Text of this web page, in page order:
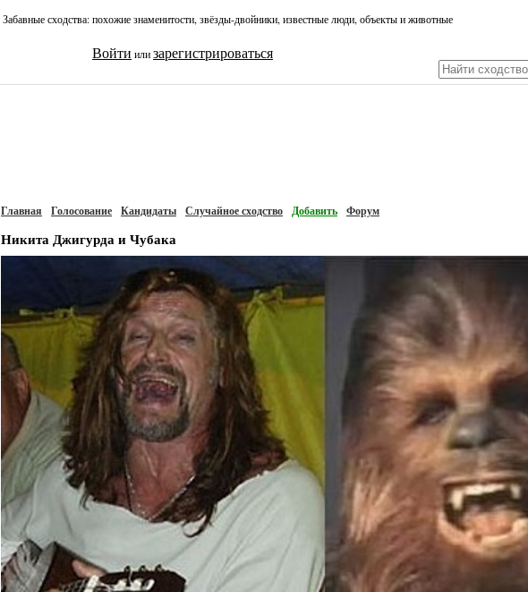
Забавные сходства: похожие знаменитости, звёзды-двойники, известные люди, объекты и животные
Войти или зарегистрироваться
Главная Голосование Кандидаты Случайное сходство Добавить Форум
Никита Джигурда и Чубака